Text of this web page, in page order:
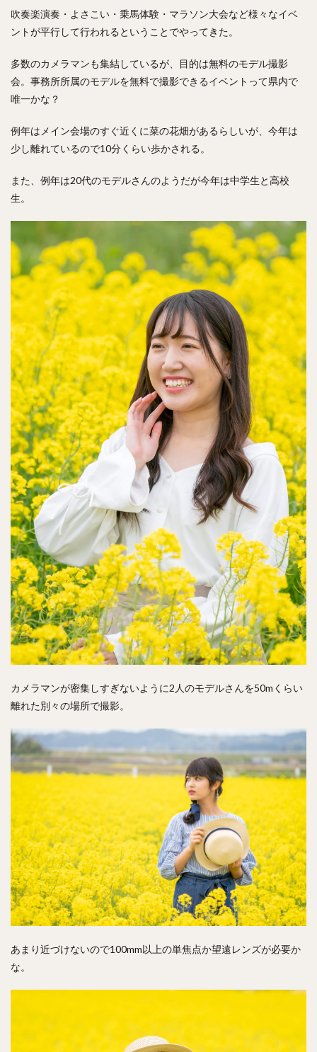
吹奏楽演奏・よさこい・乗馬体験・マラソン大会など様々なイベ
ントが平行して行われるということでやってきた。
多数のカメラマンも集結しているが、目的は無料のモデル撮影
会。事務所所属のモデルを無料で撮影できるイベントって県内で
唯一かな？
例年はメイン会場のすぐ近くに菜の花畑があるらしいが、今年は
少し離れているので10分くらい歩かされる。
また、例年は20代のモデルさんのようだが今年は中学生と高校
生。
カメラマンが密集しすぎないように2人のモデルさんを50mくらい
離れた別々の場所で撮影。
あまり近づけないので100mm以上の単焦点か望遠レンズが必要か
な。